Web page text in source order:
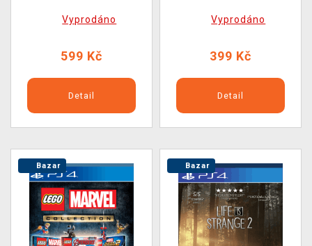
Vyprodáno
599 Kč
Detail
Vyprodáno
399 Kč
Detail
Bazar Bazar